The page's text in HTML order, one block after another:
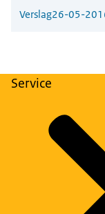
Verslag26-05-
Service